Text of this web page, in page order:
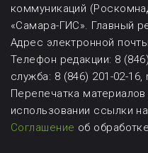
коммуникаций
«Самара-ГИС». Главный
Адрес электронной
Телефон редакции: 8
служба: 8 (846) 201-02-
Перепечатка
использовании ссылки на
Соглашение об